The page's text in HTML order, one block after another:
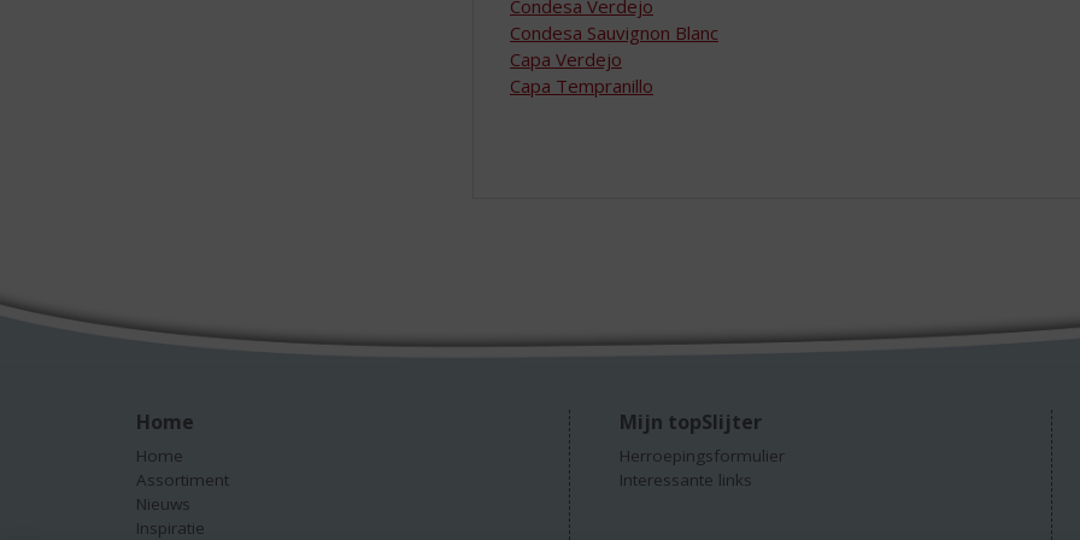
Condesa Verdejo
Condesa Sauvignon Blanc
Capa Verdejo
Capa Tempranillo
Home
Home
Assortiment
Nieuws
Inspiratie
Mijn topSlijter
Herroepingsformulier
Interessante links